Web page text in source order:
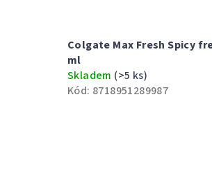
Colgate Max Fresh Spicy
ml
Skladem (>5 ks)
Kód: 8718951289987